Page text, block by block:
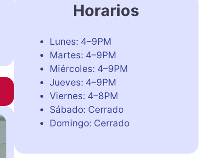
Horarios
Lunes: 4–9PM
Martes: 4–9PM
Miércoles: 4–9PM
Jueves: 4–9PM
Viernes: 4–8PM
Sábado: Cerrado
Domingo: Cerrado